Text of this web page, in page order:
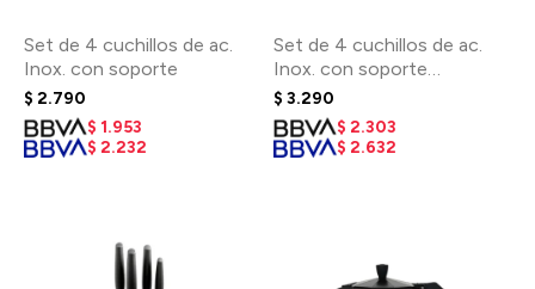
Set de 4 cuchillos de ac.
Inox. con soporte
$ 2.790
$ 1.953
$ 2.232
Set de 4 cuchillos de ac.
Inox. con soporte
Professional
$ 3.290
$ 2.303
$ 2.632